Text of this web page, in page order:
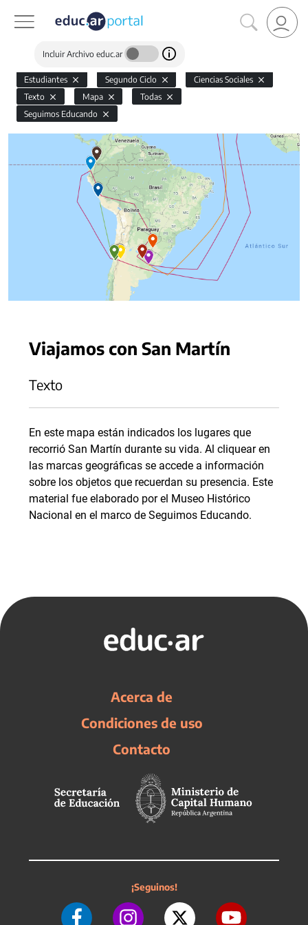
Incluir Archivo educ.ar
Estudiantes Segundo Ciclo
Ciencias Sociales
Texto
Mapa
Todas
Seguimos Educando
Viajamos con San Martín
Texto
En este mapa están indicados los lugares que
recorrió San Martín durante su vida. Al cliquear en
las marcas geográficas se accede a información
sobre los objetos que recuerdan su presencia. Este
material fue elaborado por el Museo Histórico
Nacional en el marco de Seguimos Educando.
Acerca de
Condiciones de uso
Contacto
¡Seguinos!